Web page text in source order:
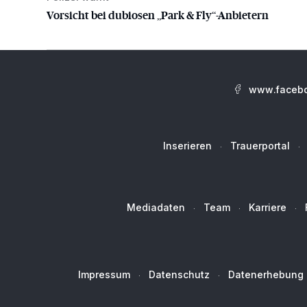
Vorsicht bei dubiosen „Park & Fly“-Anbietern
Inserieren Trauerportal
Mediadaten Team Karriere
Impressum Datenschutz Datenerhebung